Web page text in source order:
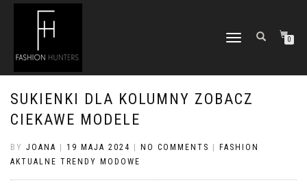
TOGGLE
0
SUKIENKI DLA KOLUMNY ZOBACZ
CIEKAWE MODELE
BY JOANA 19 MAJA 2024 NO COMMENTS
FASHION
AKTUALNE TRENDY MODOWE